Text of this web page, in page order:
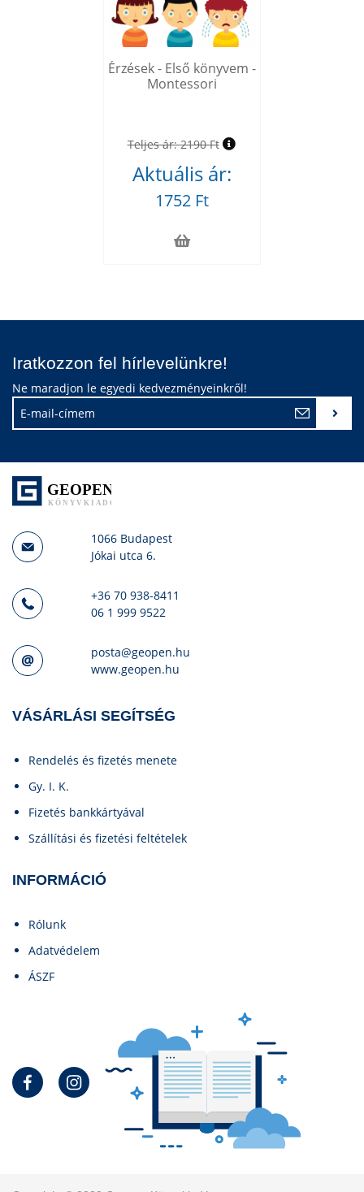
Érzések - Első könyvem -
Montessori
Teljes ár:2190 Ft
Aktuális ár:
1752 Ft
Iratkozzon fel hírlevelünkre!
Ne maradjon le egyedi kedvezményeinkről!
1066 Budapest
Jókai utca 6.
+36 70 938-8411
06 1 999 9522
posta@geopen.hu
www.geopen.hu
VÁSÁRLÁSI SEGÍTSÉG
Rendelés és fizetés menete
Gy. I. K.
Fizetés bankkártyával
Szállítási és fizetési feltételek
INFORMÁCIÓ
Rólunk
Adatvédelem
ÁSZF